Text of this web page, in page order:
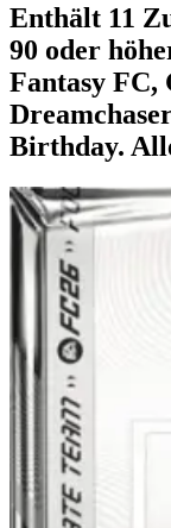
Enthält 11
90 oder
Fantasy FC,
Birthday.